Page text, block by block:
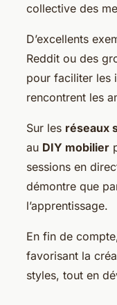
collective des
D’excellents
Reddit ou des
pour faciliter les
rencontrent les
Sur les réseaux
au DIY mobilier
sessions en
démontre que
l’apprentissage.
En fin de
favorisant la
styles, tout en